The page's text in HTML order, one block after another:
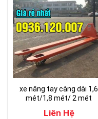
xe nâng tay càng dài 1,6
mét/1,8 mét/ 2 mét
Liên Hệ